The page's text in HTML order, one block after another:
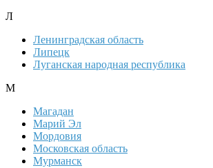
Л
Ленинградская область
Липецк
Луганская народная республика
М
Магадан
Марий Эл
Мордовия
Московская область
Мурманск